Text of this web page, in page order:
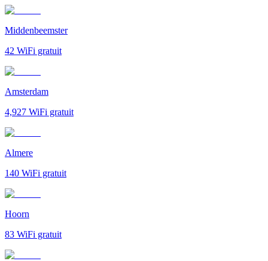
Middenbeemster
42 WiFi gratuit
Amsterdam
4,927 WiFi gratuit
Almere
140 WiFi gratuit
Hoorn
83 WiFi gratuit